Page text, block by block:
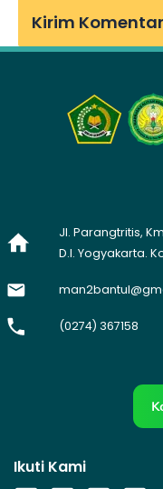
Jl. Parangtritis,
D.I. Yogyakarta.
(0274) 367158
Ikuti Kami